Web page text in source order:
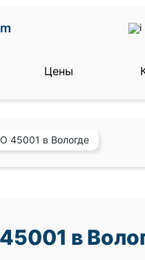
Цены
45001 в Вологде
в